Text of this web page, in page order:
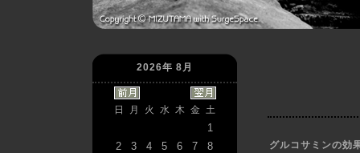
2026年 8月
日 月 火 水 木 金 土
1
2
3 4 5 6 7
8
グルコサミンの効